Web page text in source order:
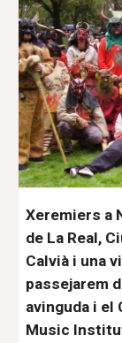
Xeremiers a
de La Real,
Calvià i una
passejarem
avinguda i el
Music